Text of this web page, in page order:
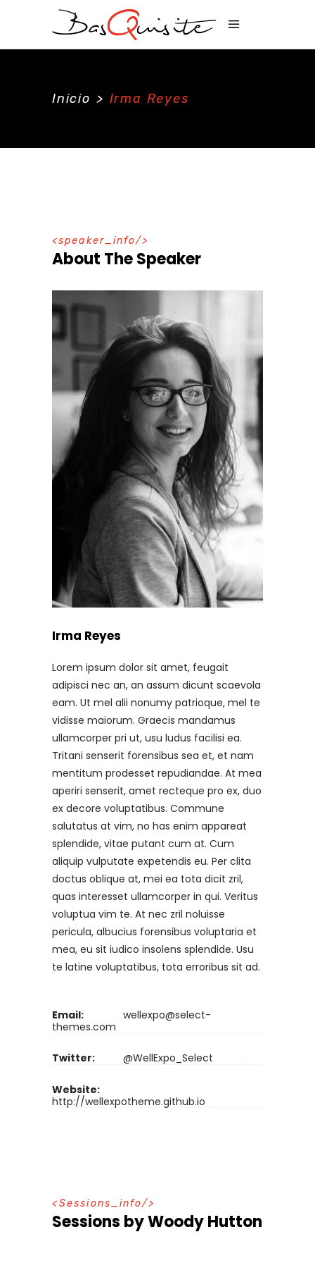
Inicio > Irma Reyes
speaker_info
About The Speaker
Irma Reyes
Lorem ipsum dolor sit amet, feugait
adipisci nec an, an assum dicunt scaevola
eam. Ut mel alii nonumy patrioque, mel te
vidisse maiorum. Graecis mandamus
ullamcorper pri ut, usu ludus facilisi ea.
Tritani senserit forensibus sea et, et nam
mentitum prodesset repudiandae. At mea
aperiri senserit, amet recteque pro ex, duo
ex decore voluptatibus. Commune
salutatus at vim, no has enim appareat
splendide, vitae putant cum at. Cum
aliquip vulputate expetendis eu. Per clita
doctus oblique at, mei ea tota dicit zril,
quas interesset ullamcorper in qui. Veritus
voluptua vim te. At nec zril noluisse
pericula, albucius forensibus voluptaria et
mea, eu sit iudico insolens splendide. Usu
te latine voluptatibus, tota erroribus sit ad.
Email:
wellexpo@select-
themes.com
Twitter: @WellExpo_Select
Website:
http://wellexpotheme.github.io
Sessions_info
Sessions by Woody Hutton